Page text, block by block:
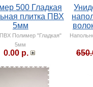
500 Гладкая
плитка ПВХ
5мм
Полимер "Гладкая"
5мм
0.00 р.